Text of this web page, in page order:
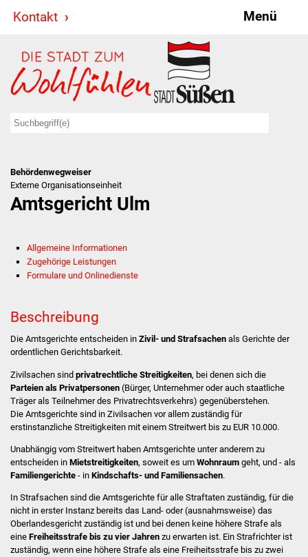
Kontakt Menü
Stadt & Politik
Bürgermeister
Stadtverwaltung
Ansprechpartner
Behördenwegweiser
Kontakt
Veröffentlichungen
Ortsrecht
Behördenwegweiser
Externe Organisationseinheit
Amtsgericht Ulm
Allgemeine Informationen
Zugehörige Leistungen
Formulare und Onlinedienste
Beschreibung
Die Amtsgerichte entscheiden in Zivil- und Strafsachenals Gerichte der
ordentlichen Gerichtsbarkeit.
Zivilsachen sind privatrechtliche Streitigkeiten, bei denen sich die
Parteien als Privatpersonen(Bürger, Unternehmer oder auch staatliche
Träger als Teilnehmer des Privatrechtsverkehrs) gegenüberstehen.
Die Amtsgerichte sind in Zivilsachen vor allem zuständig für
erstinstanzliche Streitigkeiten mit einem Streitwert bis zu EUR 10.000.
Unabhängig vom Streitwert haben Amtsgerichte unter anderem zu
entscheiden in Mietstreitigkeiten, soweit es um Wohnraumgeht, und - als
Familiengerichte- in Kindschafts- und Familiensachen.
In Strafsachen sind die Amtsgerichte für alle Straftaten zuständig, für die
nicht in erster Instanz bereits das Land- oder (ausnahmsweise) das
Oberlandesgericht zuständig ist und bei denen keine höhere Strafe als
eine Freiheitsstrafe bis zu vier Jahrenzu erwarten ist. Ein Strafrichter ist
zuständig, wenn eine höhere Strafe als eine Freiheitsstrafe bis zu zwei